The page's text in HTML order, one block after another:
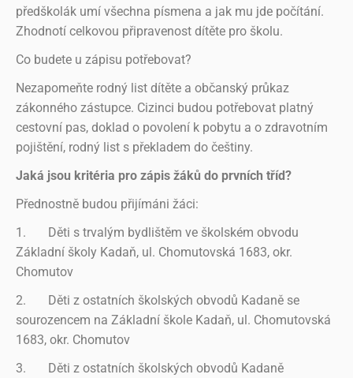
předškolák umí všechna písmena a jak mu jde počítání.
Zhodnotí celkovou připravenost dítěte pro školu.
Co budete u zápisu potřebovat?
Nezapomeňte rodný list dítěte a občanský průkaz
zákonného zástupce. Cizinci budou potřebovat platný
cestovní pas, doklad o povolení k pobytu a o zdravotním
pojištění, rodný list s překladem do češtiny.
Jaká jsou kritéria pro zápis žáků do prvních tříd?
Přednostně budou přijímáni žáci:
1.
Děti s trvalým bydlištěm ve školském obvodu
Základní školy Kadaň, ul. Chomutovská 1683, okr.
Chomutov
2.
Děti z ostatních školských obvodů Kadaně se
sourozencem na Základní škole Kadaň, ul. Chomutovská
1683, okr. Chomutov
3.
Děti z ostatních školských obvodů Kadaně